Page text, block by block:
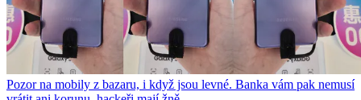
Pozor na mobily z bazaru, i když jsou levné. Banka vám pak nemusí